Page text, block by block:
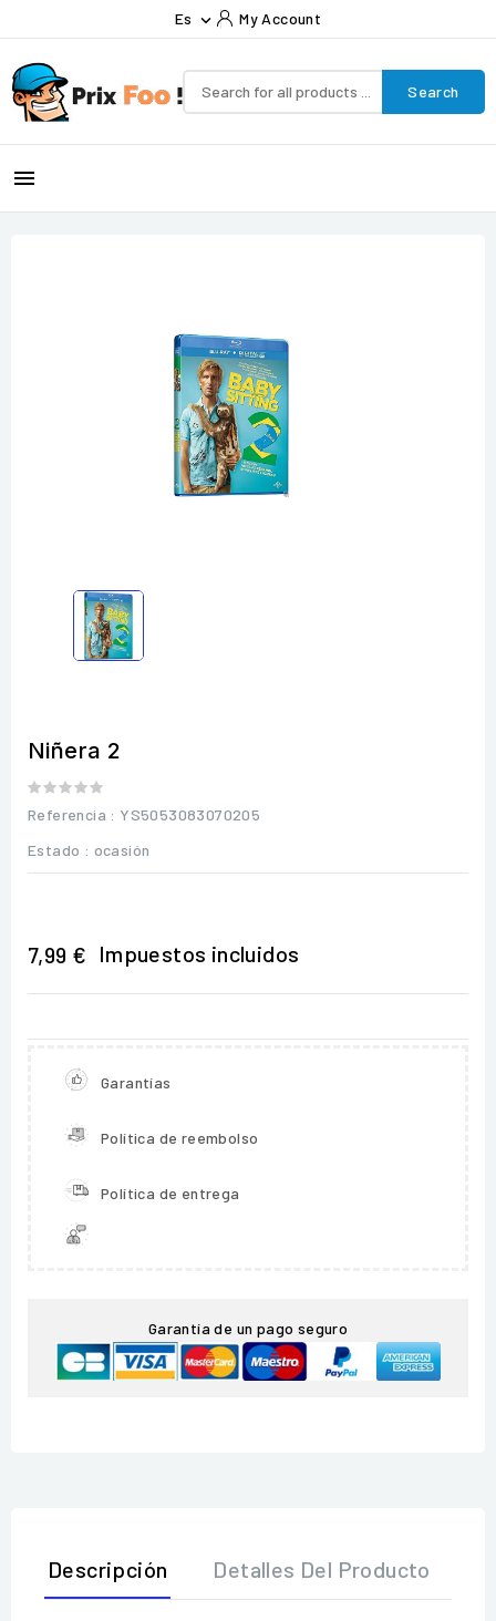
Es  My Account
Search

Niñera 2
Referencia : YS5053083070205
Estado : ocasión
7,99 € Impuestos incluidos
Garantías
Política de reembolso
Política de entrega
Garantía de un pago seguro
Descripción Detalles Del Producto